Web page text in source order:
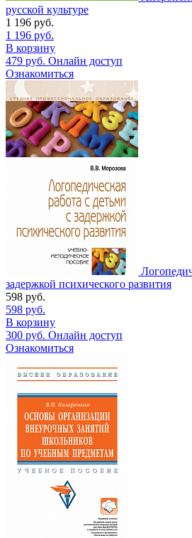
русской культуре
1 196 руб.
1 196 руб.
В корзину
479 руб. Онлайн доступ
Ознакомиться
задержкой психического развития
598 руб.
598 руб.
В корзину
300 руб. Онлайн доступ
Ознакомиться